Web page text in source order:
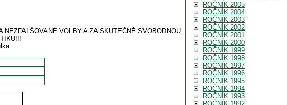
VOLBY A ZA SKUTEČNĚ SVOBODNOU
ROČNÍK 2005
ROČNÍK 2004
ROČNÍK 2003
ROČNÍK 2002
ROČNÍK 2001
ROČNÍK 2000
ROČNÍK 1999
ROČNÍK 1998
ROČNÍK 1997
ROČNÍK 1996
ROČNÍK 1995
ROČNÍK 1994
ROČNÍK 1993